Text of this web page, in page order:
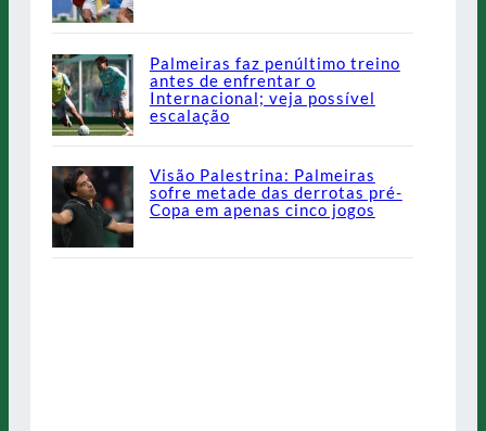
Palmeiras faz penúltimo treino
antes de enfrentar o
Internacional; veja possível
escalação
Visão Palestrina: Palmeiras
sofre metade das derrotas pré-
Copa em apenas cinco jogos